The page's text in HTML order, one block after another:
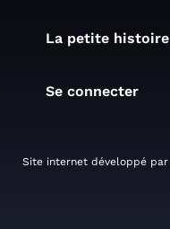
La petite histoire
Se connecter
Site internet développé par